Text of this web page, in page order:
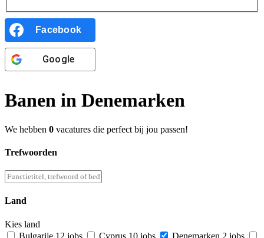
Facebook
Google
Banen in Denemarken
We hebben 0 vacatures die perfect bij jou passen!
Trefwoorden
Land
Kies land
Bulgarije 12 jobs Cyprus 10 jobs Denemarken 2 jobs